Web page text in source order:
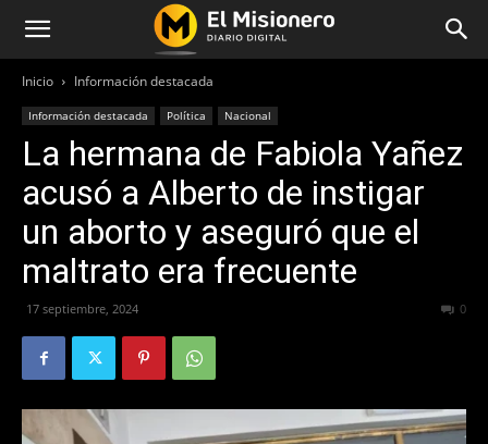
Inicio Información destacada
Información destacada Política Nacional
La hermana de Fabiola Yañez
acusó a Alberto de instigar
un aborto y aseguró que el
maltrato era frecuente
17 septiembre, 2024 0